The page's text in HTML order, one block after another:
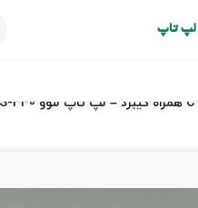
لپ تاپ